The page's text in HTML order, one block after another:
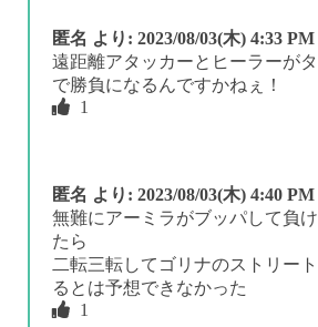
匿名 より: 2023/08/03(木) 4:33 PM
遠距離アタッカーとヒーラーが
で勝負になるんですかねぇ！
1
匿名 より: 2023/08/03(木) 4:40 PM
無難にアーミラがブッパして負
たら
二転三転してゴリナのストリー
るとは予想できなかった
1